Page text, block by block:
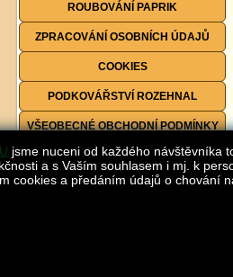
ROUBOVÁNÍ PAPRIK
ZPRACOVÁNÍ OSOBNÍCH ÚDAJŮ
COOKIES
PODKOVÁŘSTVÍ ROZEHNAL
VŠEOBECNÉ OBCHODNÍ PODMÍNKY
FORMULÁŘE KE STAŽENÍ
jsme nuceni od každého návštěvníka
a s Vaším souhlasem i mj. k
cookies a předáním údajů o chování